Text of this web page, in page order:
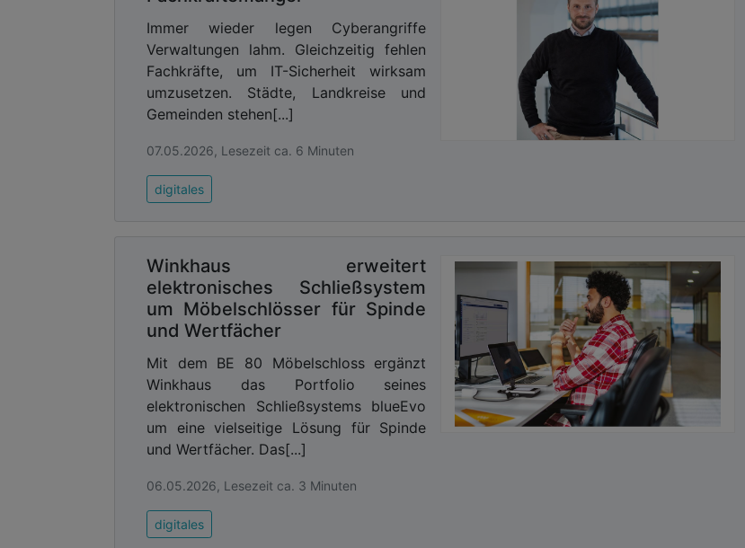
Immer wieder legen Cyberangriffe
Verwaltungen lahm. Gleichzeitig fehlen
Fachkräfte, um IT-Sicherheit wirksam
umzusetzen. Städte, Landkreise und
Gemeinden stehen[...]
07.05.2026, Lesezeit ca. 6 Minuten
digitales
Winkhaus erweitert
elektronisches Schließsystem
um Möbelschlösser für Spinde
und Wertfächer
Mit dem BE 80 Möbelschloss ergänzt
Winkhaus das Portfolio seines
elektronischen Schließsystems blueEvo
um eine vielseitige Lösung für Spinde
und Wertfächer. Das[...]
06.05.2026, Lesezeit ca. 3 Minuten
digitales